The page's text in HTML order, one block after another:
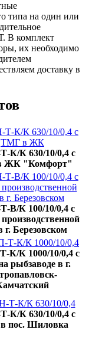
типа на один или
В комплект
их необходимо
доставку в
К/К 630/10/0,4 с
ЖК "Комфорт"
В/К 100/10/0,4 с
г. Березовском
К/К 1000/10/0,4 с
рыбзаводе в г.
К/К 630/10/0,4 с
пос. Шиловка